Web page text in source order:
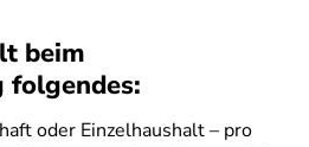
beim
folgendes:
oder Einzelhaushalt – pro